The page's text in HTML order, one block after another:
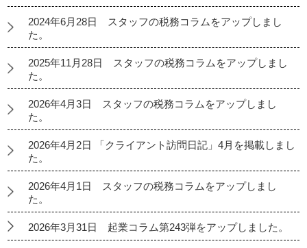
2024年6月28日 スタッフの税務コラムをアップしまし
た。
2025年11月28日 スタッフの税務コラムをアップしまし
た。
2026年4月3日 スタッフの税務コラムをアップしまし
た。
2026年4月2日 「クライアント訪問日記」4月を掲載しまし
た。
2026年4月1日 スタッフの税務コラムをアップしまし
た。
2026年3月31日 起業コラム第243弾をアップしました。